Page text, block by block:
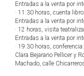
Entradas a la venta por
· 11:30 horas, cuenta
Entradas a la venta por
· 12 horas, visita
Entradas a la venta por
· 19:30 horas,
Clara Bejarano Pellicer y
Machado, calle